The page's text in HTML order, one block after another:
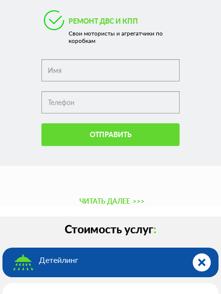
РЕМОНТ ДВС И КПП
Свои мотористы и агрегатчики по
коробкам
ОТПРАВИТЬ
ЧИТАТЬ ДАЛЕЕ >>>
Стоимость услуг:
Детейлинг